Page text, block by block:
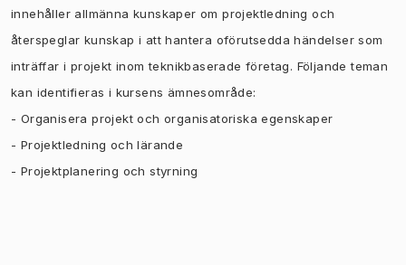
innehåller allmänna kunskaper om projektledning och
återspeglar kunskap i att hantera oförutsedda händelser som
inträffar i projekt inom teknikbaserade företag. Följande teman
kan identifieras i kursens ämnesområde:
- Organisera projekt och organisatoriska egenskaper
- Projektledning och lärande
- Projektplanering och styrning